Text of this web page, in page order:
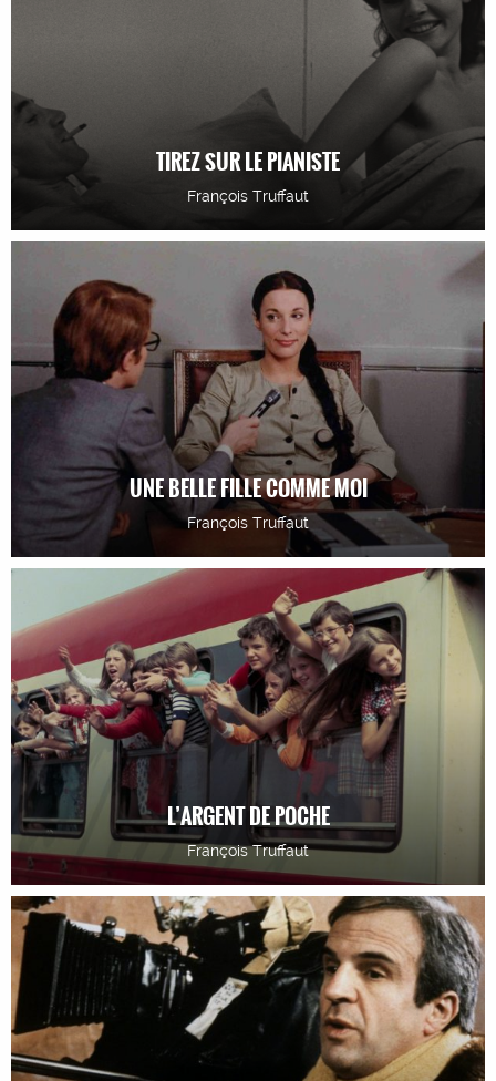
TIREZ SUR LE PIANISTE
François Truffaut
UNE BELLE FILLE COMME MOI
François Truffaut
L’ARGENT DE POCHE
François Truffaut